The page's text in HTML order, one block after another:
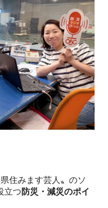
住みます芸人〟のソ
立つ防災・減災のポイ